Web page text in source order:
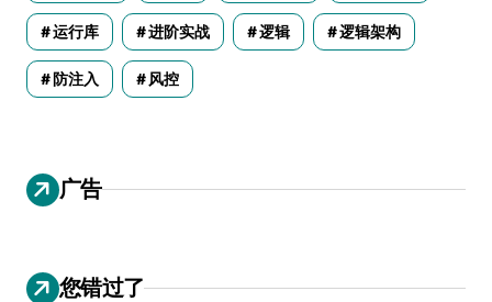
运行库 进阶实战 逻辑 逻辑架构
防注入 风控
广告
您错过了